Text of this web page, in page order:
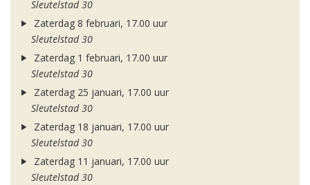
Sleutelstad 30
Zaterdag 8 februari, 17.00 uur
Sleutelstad 30
Zaterdag 1 februari, 17.00 uur
Sleutelstad 30
Zaterdag 25 januari, 17.00 uur
Sleutelstad 30
Zaterdag 18 januari, 17.00 uur
Sleutelstad 30
Zaterdag 11 januari, 17.00 uur
Sleutelstad 30